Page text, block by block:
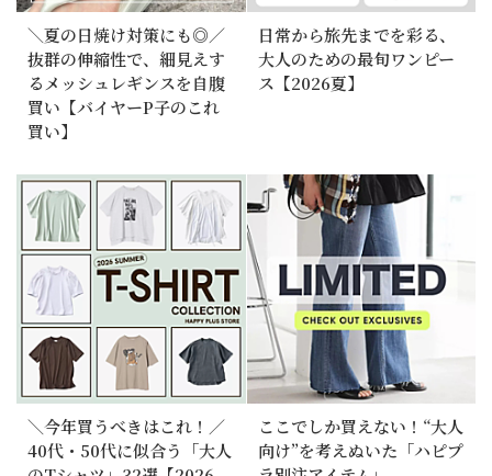
＼夏の日焼け対策にも◎／
抜群の伸縮性で、細見えす
るメッシュレギンスを自腹
買い【バイヤーP子のこれ
買い】
日常から旅先までを彩る、
大人のための最旬ワンピー
ス【2026夏】
＼今年買うべきはこれ！／
40代・50代に似合う「大人
ここでしか買えない！“大人
向け”を考えぬいた「ハピプ